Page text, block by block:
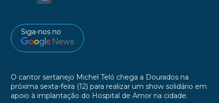
Siga-nos no
O cantor sertanejo Michel Teló chega a Dourados na
próxima sexta-feira (12) para realizar um show solidário em
apoio à implantação do Hospital de Amor na cidade.